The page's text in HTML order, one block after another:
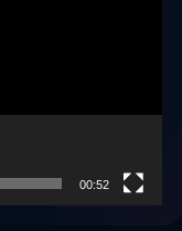
00:52